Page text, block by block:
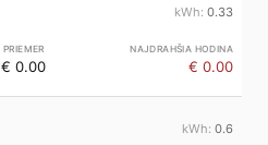
0.33
€ 0.00 € 0.00
0.6